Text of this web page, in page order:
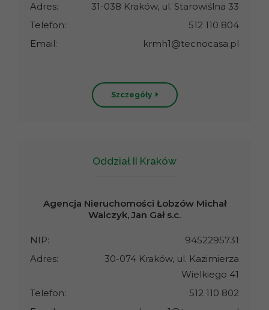
Adres:
31-038 Kraków, ul. Starowiślna 33
Telefon:
512 110 804
Email:
krmh1@tecnocasa.pl
Szczegóły
Oddział II Kraków
Agencja Nieruchomości Łobzów Michał
Walczyk, Jan Gał s.c.
NIP:
9452295731
Adres:
30-074 Kraków, ul. Kazimierza
Wielkiego 41
Telefon:
512 110 802